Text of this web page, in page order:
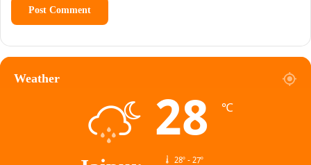
Weather
28 ℃
28º - 27º